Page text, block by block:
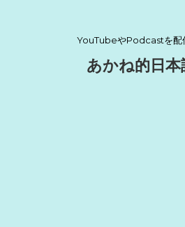
YouTubeやPodcastを配
あかね的日本